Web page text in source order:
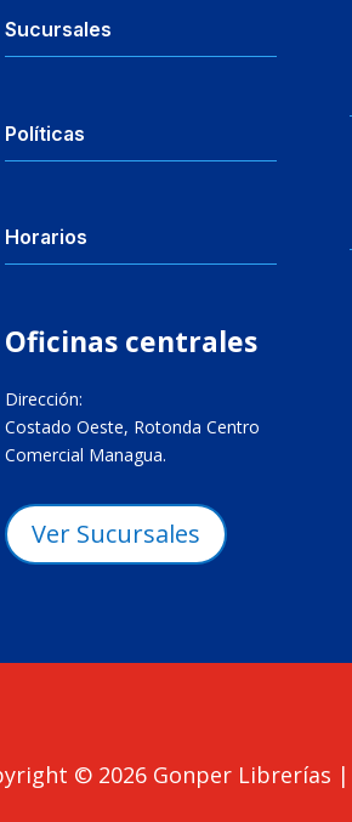
Sucursales
Políticas
Horarios
Oficinas centrales
Dirección:
Costado Oeste, Rotonda Centro
Comercial Managua.
Ver Sucursales
© 2026 Gonper Librerías